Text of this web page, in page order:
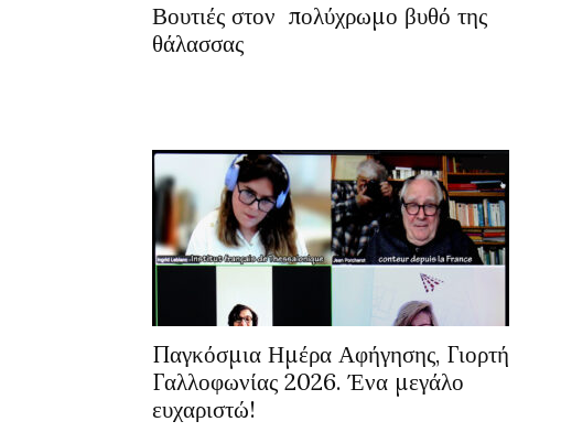
Βουτιές στον πολύχρωμο βυθό της
θάλασσας
Παγκόσμια Ημέρα Αφήγησης, Γιορτή
Γαλλοφωνίας 2026. Ένα μεγάλο
ευχαριστώ!